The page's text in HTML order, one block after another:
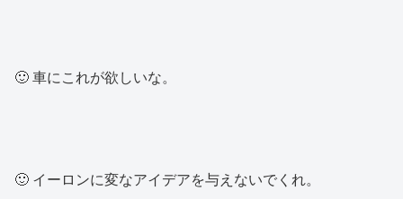
🙂 車にこれが欲しいな。
🙂 イーロンに変なアイデアを与えないでくれ。